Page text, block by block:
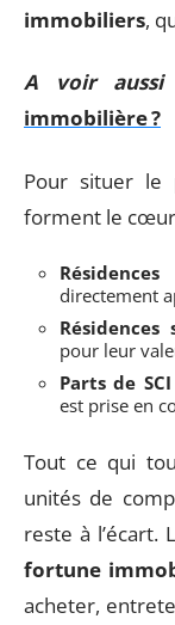
immobiliers,
A voir
immobilière ?
Pour situer le
forment le
directement
Résidences
pour leur
Parts de
est prise en
Tout ce qui
unités de
reste à l’écart.
fortune
acheter,